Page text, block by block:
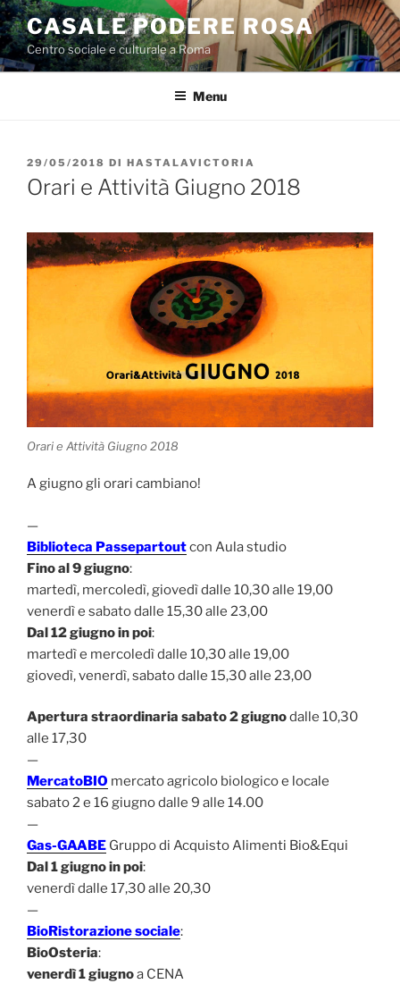
Salta
al
contenuto
CASALE PODERE ROSA
Centro sociale e culturale a Roma
Menu
PUBBLICATO
IL
29/05/2018 DI HASTALAVICTORIA
Orari e Attività Giugno 2018
Orari e Attività Giugno 2018
A giugno gli orari cambiano!
—
Biblioteca Passepartoutcon Aula studio
Fino al 9 giugno:
martedì, mercoledì, giovedì dalle 10,30 alle 19,00
venerdì e sabato dalle 15,30 alle 23,00
Dal 12 giugno in poi:
martedì e mercoledì dalle 10,30 alle 19,00
giovedì, venerdì, sabato dalle 15,30 alle 23,00
Apertura straordinaria sabato 2 giugnodalle 10,30
alle 17,30
—
MercatoBIO mercato agricolo biologico e locale
sabato 2 e 16 giugno dalle 9 alle 14.00
—
Gas-GAABE Gruppo di Acquisto Alimenti Bio&Equi
Dal 1 giugno in poi:
venerdì dalle 17,30 alle 20,30
—
BioRistorazione sociale:
BioOsteria:
venerdì 1 giugnoa CENA